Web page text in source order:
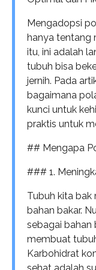
Mengadopsi
hanya tentang
itu, ini adalah
tubuh bisa
jernih. Pada
bagaimana
kunci untuk
praktis untuk
## Mengapa
### 1.
Tubuh kita bak
bahan bakar.
sebagai bahan
membuat
Karbohidrat